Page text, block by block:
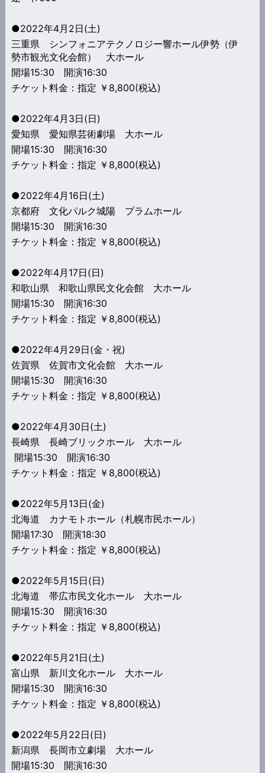
●2022年4月2日(土)
三重県 シンフォニアテクノロジー響ホール伊勢（伊
勢市観光文化会館） 大ホール
開場15:30 開演16:30
チケット料金：指定 ￥8,800(税込)
●2022年4月3日(日)
愛知県 愛知県芸術劇場 大ホール
開場15:30 開演16:30
チケット料金：指定 ￥8,800(税込)
●2022年4月16日(土)
京都府 文化パルク城陽 プラムホール
開場15:30 開演16:30
チケット料金：指定 ￥8,800(税込)
●2022年4月17日(日)
和歌山県 和歌山県民文化会館 大ホール
開場15:30 開演16:30
チケット料金：指定 ￥8,800(税込)
●2022年4月29日(金・祝)
佐賀県 佐賀市文化会館 大ホール
開場15:30 開演16:30
チケット料金：指定 ￥8,800(税込)
●2022年4月30日(土)
長崎県 長崎ブリックホール 大ホール
開場15:30 開演16:30
チケット料金：指定 ￥8,800(税込)
●2022年5月13日(金)
北海道 カナモトホール（札幌市民ホール）
開場17:30 開演18:30
チケット料金：指定 ￥8,800(税込)
●2022年5月15日(日)
北海道 帯広市民文化ホール 大ホール
開場15:30 開演16:30
チケット料金：指定 ￥8,800(税込)
●2022年5月21日(土)
富山県 新川文化ホール 大ホール
開場15:30 開演16:30
チケット料金：指定 ￥8,800(税込)
●2022年5月22日(日)
新潟県 長岡市立劇場 大ホール
開場15:30 開演16:30